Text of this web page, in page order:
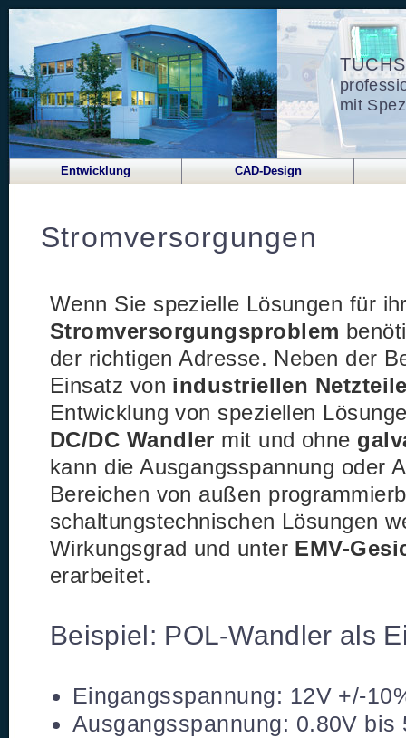
mit
Entwicklung CAD-Design
Stromversorgungen
Wenn Sie spezielle Lösungen für
Stromversorgungsproblem
der richtigen Adresse. Neben der
Einsatz von industriellen
Entwicklung von speziellen
DC/DC Wandler mit und ohne
kann die Ausgangsspannung oder
Bereichen von außen
schaltungstechnischen Lösungen
Wirkungsgrad und unter EMV-
erarbeitet.
Beispiel: POL-Wandler als
Eingangsspannung: 12V +/-
Ausgangsspannung: 0.80V bis